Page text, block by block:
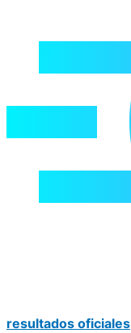
resultados oficiales